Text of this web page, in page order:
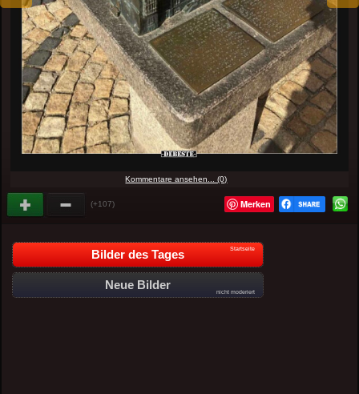
Kommentare ansehen... (0)
(+107) Merken
Bilder des Tages Startseite
Neue Bilder
nicht moderiert